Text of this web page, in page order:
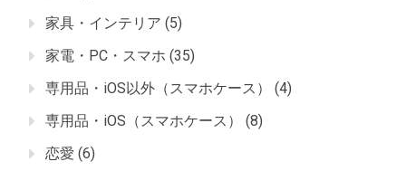
家具・インテリア (5)
家電・PC・スマホ (35)
専用品・iOS以外（スマホケース）
(4)
専用品・iOS（スマホケース）
(8)
恋愛 (6)